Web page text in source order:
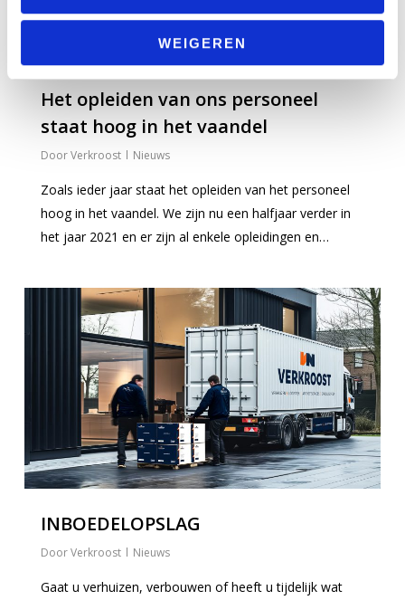
WEIGEREN
Het opleiden van ons personeel
staat hoog in het vaandel
Verkroost Nieuws
Zoals ieder jaar staat het opleiden van het personeel
hoog in het vaandel. We zijn nu een halfjaar verder in
het jaar 2021 en er zijn al enkele opleidingen en…
INBOEDELOPSLAG
Verkroost Nieuws
Gaat u verhuizen, verbouwen of heeft u tijdelijk wat
0